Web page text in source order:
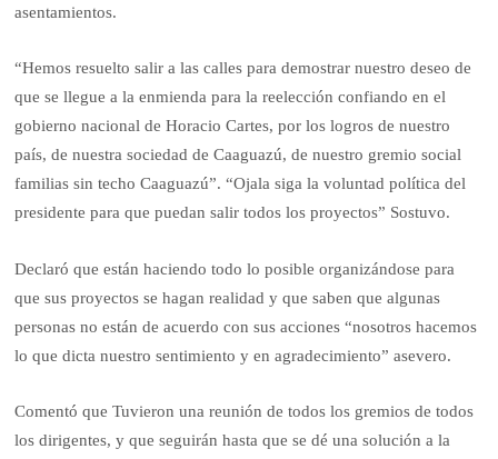
asentamientos.
“Hemos resuelto salir a las calles para demostrar nuestro deseo de
que se llegue a la enmienda para la reelección confiando en el
gobierno nacional de Horacio Cartes, por los logros de nuestro
país, de nuestra sociedad de Caaguazú, de nuestro gremio social
familias sin techo Caaguazú”. “Ojala siga la voluntad política del
presidente para que puedan salir todos los proyectos” Sostuvo.
Declaró que están haciendo todo lo posible organizándose para
que sus proyectos se hagan realidad y que saben que algunas
personas no están de acuerdo con sus acciones “nosotros hacemos
lo que dicta nuestro sentimiento y en agradecimiento” asevero.
Comentó que Tuvieron una reunión de todos los gremios de todos
los dirigentes, y que seguirán hasta que se dé una solución a la